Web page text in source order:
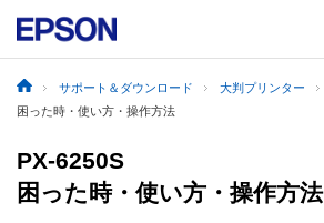
サポート＆ダウンロード 大判プリンター
困った時・使い方・操作方法
PX-6250S
困った時・使い方・操作方法